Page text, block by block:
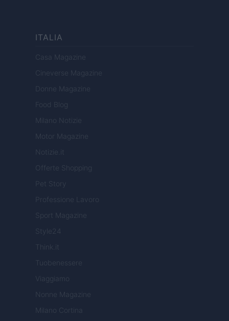
ITALIA
Casa Magazine
Cineverse Magazine
Donne Magazine
Food Blog
Milano Notizie
Motor Magazine
Notizie.it
Offerte Shopping
Pet Story
Professione Lavoro
Sport Magazine
Style24
Think.it
Tuobenessere
Viaggiamo
Nonne Magazine
Milano Cortina